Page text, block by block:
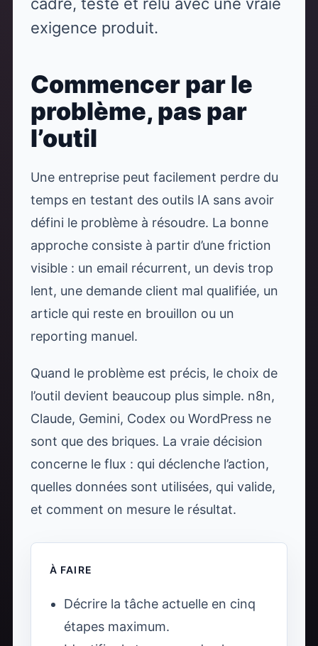
exigence produit.
Commencer par le
problème, pas par
l’outil
Une entreprise peut facilement perdre du
temps en testant des outils IA sans avoir
défini le problème à résoudre. La bonne
approche consiste à partir d’une friction
visible : un email récurrent, un devis trop
lent, une demande client mal qualifiée, un
article qui reste en brouillon ou un
reporting manuel.
Quand le problème est précis, le choix de
l’outil devient beaucoup plus simple. n8n,
Claude, Gemini, Codex ou WordPress ne
sont que des briques. La vraie décision
concerne le flux : qui déclenche l’action,
quelles données sont utilisées, qui valide,
et comment on mesure le résultat.
À FAIRE
Décrire la tâche actuelle en cinq
étapes maximum.